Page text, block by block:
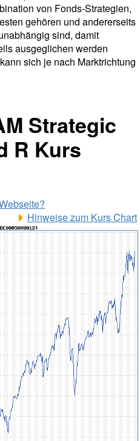
von Fonds-Strategien,
gehören und andererseits
sind, damit
ausgeglichen werden
sich je nach Marktrichtung
Strategic
R Kurs
Hinweise zum Kurs Chart